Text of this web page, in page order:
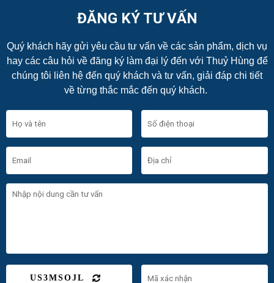
ĐĂNG KÝ TƯ VẤN
Quý khách hãy gửi yêu cầu tư vấn về các sản phẩm, dịch vụ
hay các câu hỏi về đăng ký làm đại lý đến với Thuỷ Hùng để
chúng tôi liên hệ đến quý khách và tư vấn, giải đáp chi tiết
về từng thắc mắc đến quý khách.
US3MSOJL